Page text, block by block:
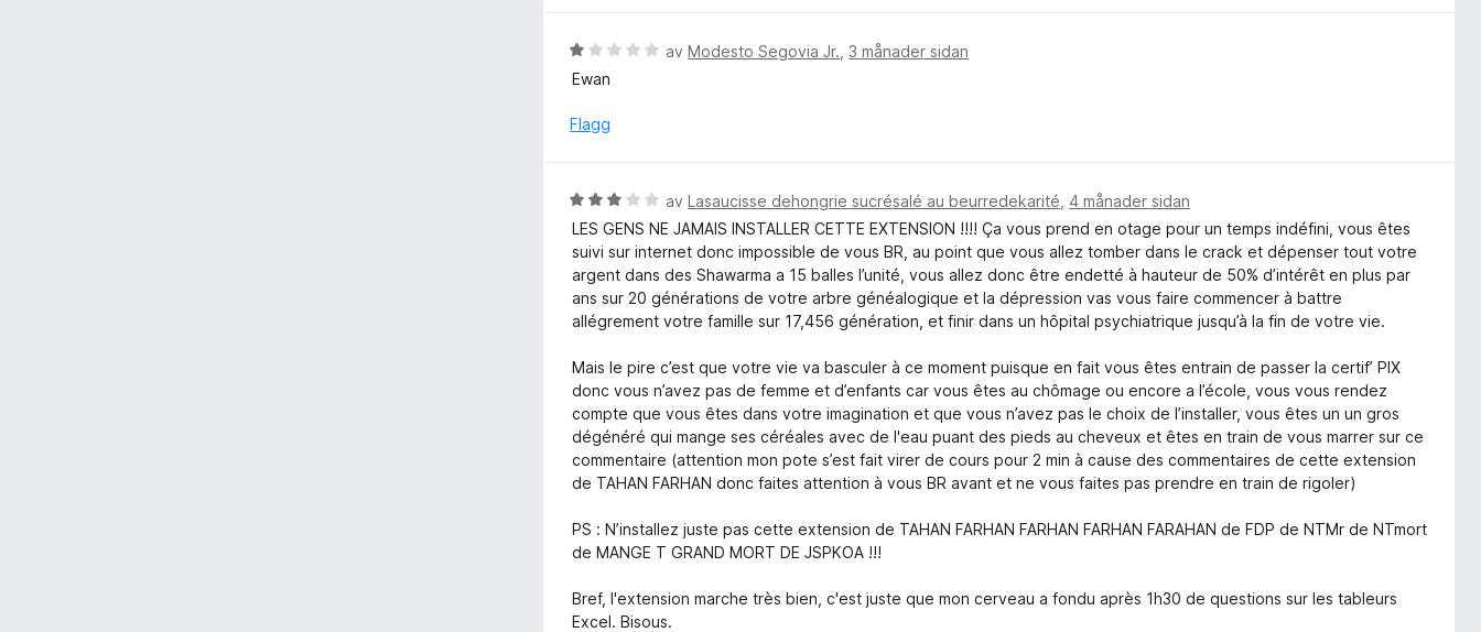
a
v
e
i
g
a
v
5
V
u
d
n
g
:
1
a
v
avModesto Segovia Jr. ,3 månader sidan
Ewan
Flagg
V
u
r
d
e
r
n
g
:
3
a
v
avLasaucisse dehongrie sucrésalé au beurredekarité ,4 månader sidan
LES GENS NE JAMAIS INSTALLER CETTE EXTENSION !!!! Ça vous prend en otage pour un temps indéfini, vous êtes
suivi sur internet donc impossible de vous BR, au point que vous allez tomber dans le crack et dépenser tout votre
argent dans des Shawarma a 15 balles l’unité, vous allez donc être endetté à hauteur de 50% d’intérêt en plus par
ans sur 20 générations de votre arbre généalogique et la dépression vas vous faire commencer à battre
allégrement votre famille sur 17,456 génération, et finir dans un hôpital psychiatrique jusqu’à la fin de votre vie.
Mais le pire c’est que votre vie va basculer à ce moment puisque en fait vous êtes entrain de passer la certif’ PIX
donc vous n’avez pas de femme et d’enfants car vous êtes au chômage ou encore a l’école, vous vous rendez
compte que vous êtes dans votre imagination et que vous n’avez pas le choix de l’installer, vous êtes un un gros
dégénéré qui mange ses céréales avec de l'eau puant des pieds au cheveux et êtes en train de vous marrer sur ce
commentaire (attention mon pote s’est fait virer de cours pour 2 min à cause des commentaires de cette extension
de TAHAN FARHAN donc faites attention à vous BR avant et ne vous faites pas prendre en train de rigoler)
PS : N’installez juste pas cette extension de TAHAN FARHAN FARHAN FARHAN FARAHAN de FDP de NTMr de NTmort
de MANGE T GRAND MORT DE JSPKOA !!!
Bref, l'extension marche très bien, c'est juste que mon cerveau a fondu après 1h30 de questions sur les tableurs
Excel. Bisous.